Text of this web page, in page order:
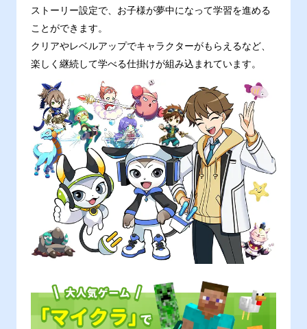
ストーリー設定で、お子様が夢中になって学習を進める
ことができます。
クリアやレベルアップでキャラクターがもらえるなど、
楽しく継続して学べる仕掛けが組み込まれています。